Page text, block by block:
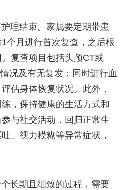
理结束。家属要定期带患
个月进行首次复查，之后根
复查项目包括头颅CT或
况及有无复发；同时进行血
估身体恢复状况。此外，
，保持健康的生活方式和
与社交活动，回归正常生
、视力模糊等异常症状，
长期且细致的过程，需要